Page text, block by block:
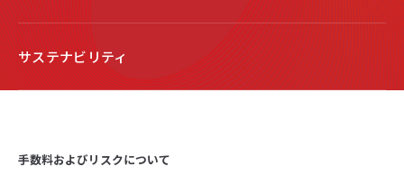
サステナビリティ
手数料およびリスクについて